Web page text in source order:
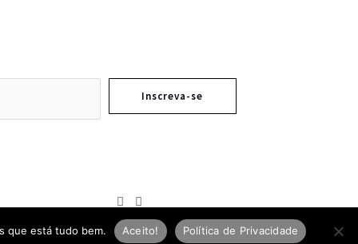
Inscreva-se
Desenvolvido pela Typemedia
que está tudo bem. Aceito! Política de Privacidade